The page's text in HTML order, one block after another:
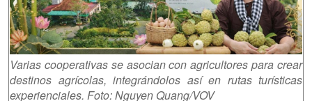
Varias cooperativas se asocian con agricultores para crear
destinos agrícolas, integrándolos así en rutas turísticas
experienciales. Foto: Nguyen Quang/VOV